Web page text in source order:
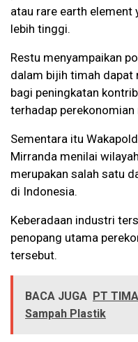
atau rare earth element
lebih tinggi.
Restu menyampaikan
dalam bijih timah dapat
bagi peningkatan
terhadap perekonomian
Sementara itu
Mirranda menilai
merupakan salah satu
di Indonesia.
Keberadaan industri
penopang utama
tersebut.
BACA JUGA PT
Sampah Plastik